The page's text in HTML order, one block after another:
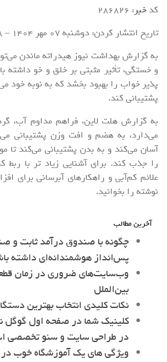
کدخبر: 286826
تاریخ انتشار کردن: دوشنبه 07 مهر 1404 – 20:38
به گزارش بهداشت نیوز هیدراته ماندن
و خستگی، تأثیر مثبتی بر خلق و خو داشته
پذیر خواب را بهبود بخشد که به نوبه خود
پشتیبانی کند.
به گزارش هلت لاین، فراهم مداوم آب،
می‌دارد، به هضم و افت وزن پشتیبانی
آسان می‌کند و به بدن پشتیبانی می‌کند تا
را جذب کند. برای آشنایی زیاد تر با ربط
علائم کم‌آبی و راهکارهای آبرسانی برای
نوشته را بخوانید.
آخرین مطالب
چگونه با صندوق درآمد ثابت و
پس‌انداز هوشمندانه‌ای داشته
وب‌سایت‌های ضروری در زمان
بین‌الملل
نکات کلیدی انتخاب بهترین
کلینیک شما در صفحه اول گوگل
در طراحی سایت و سئو تخصصی
ویژگی های یک آموزشگاه خوب